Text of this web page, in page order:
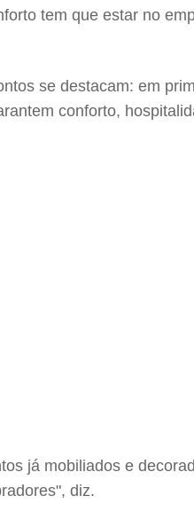
tem que estar no
se destacam: em
conforto,
já mobiliados e
diz.